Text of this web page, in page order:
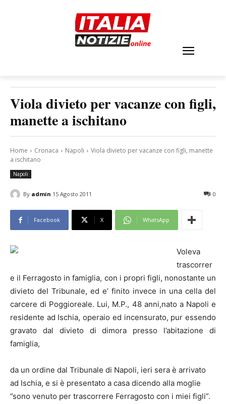
Viola divieto per vacanze con figli,
manette a ischitano
Home Cronaca Napoli
Viola divieto per vacanze con figli, manette
a ischitano
Napoli
By admin 15 Agosto 2011 0
Facebook X WhatsApp
Voleva
trascorrer
e il Ferragosto in famiglia, con i propri figli, nonostante un
divieto del Tribunale, ed e’ finito invece in una cella del
carcere di Poggioreale. Lui, M.P., 48 anni,nato a Napoli e
residente ad Ischia, operaio ed incensurato, pur essendo
gravato dal divieto di dimora presso l’abitazione di
famiglia,
da un ordine dal Tribunale di Napoli, ieri sera è arrivato
ad Ischia, e si è presentato a casa dicendo alla moglie
”sono venuto per trascorrere Ferragosto con i miei figli”.